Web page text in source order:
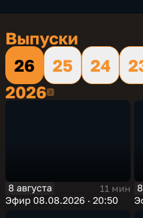
Выпуски
26
25 24
20262026
8 августа
11 мин
Эфир 08.08.2026 · 20:50